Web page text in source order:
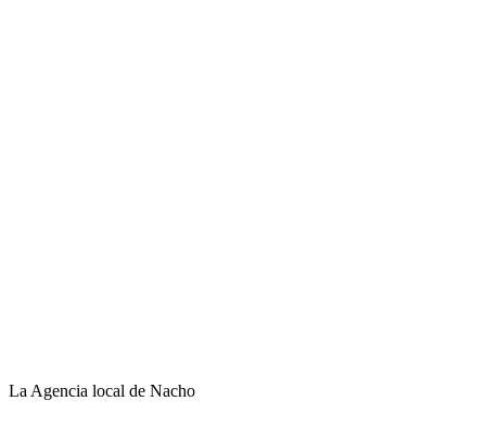
La Agencia local de Nacho